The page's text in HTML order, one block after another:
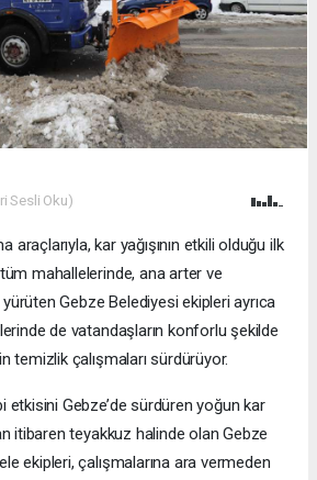
Sesli Oku)
araçlarıyla, kar yağışının etkili olduğu ilk
mahallelerinde, ana arter ve
Gebze Belediyesi ekipleri ayrıca
de vatandaşların konforlu şekilde
temizlik çalışmaları sürdürüyor.
etkisini Gebze’de sürdüren yoğun kar
itibaren teyakkuz halinde olan Gebze
ekipleri, çalışmalarına ara vermeden